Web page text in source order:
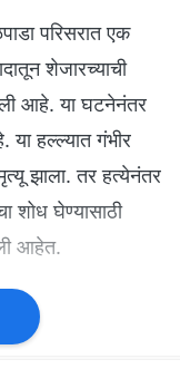
परिसरात एक
शेजारच्याची
आहे. या घटनेनंतर
या हल्ल्यात गंभीर
झाला. तर हत्येनंतर
शोध घेण्यासाठी
आहेत.
दोन कुटुंबांमध्ये